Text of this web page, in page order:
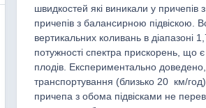
швидкостей які виникали у причепів
причепів з балансирною підвіскою.
вертикальних коливань в
потужності спектра прискорень, що
плодів. Експериментально
транспортування (близько 20 км/
причепа з обома підвісками не